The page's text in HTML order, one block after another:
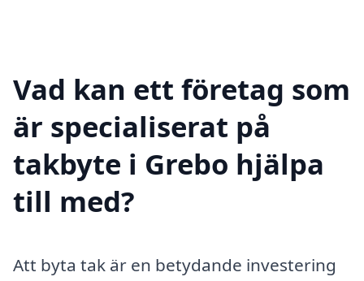
Vad kan ett företag som
är specialiserat på
takbyte i Grebo hjälpa
till med?
Att byta tak är en betydande investering